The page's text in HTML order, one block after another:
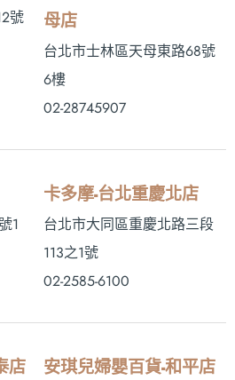
號
母店
台北市士林區天母東路68號
6樓
02-28745907
1
卡多摩-台北重慶北店
台北市大同區重慶北路三段
113之1號
02-2585-6100
店 安琪兒婦嬰百貨-和平店